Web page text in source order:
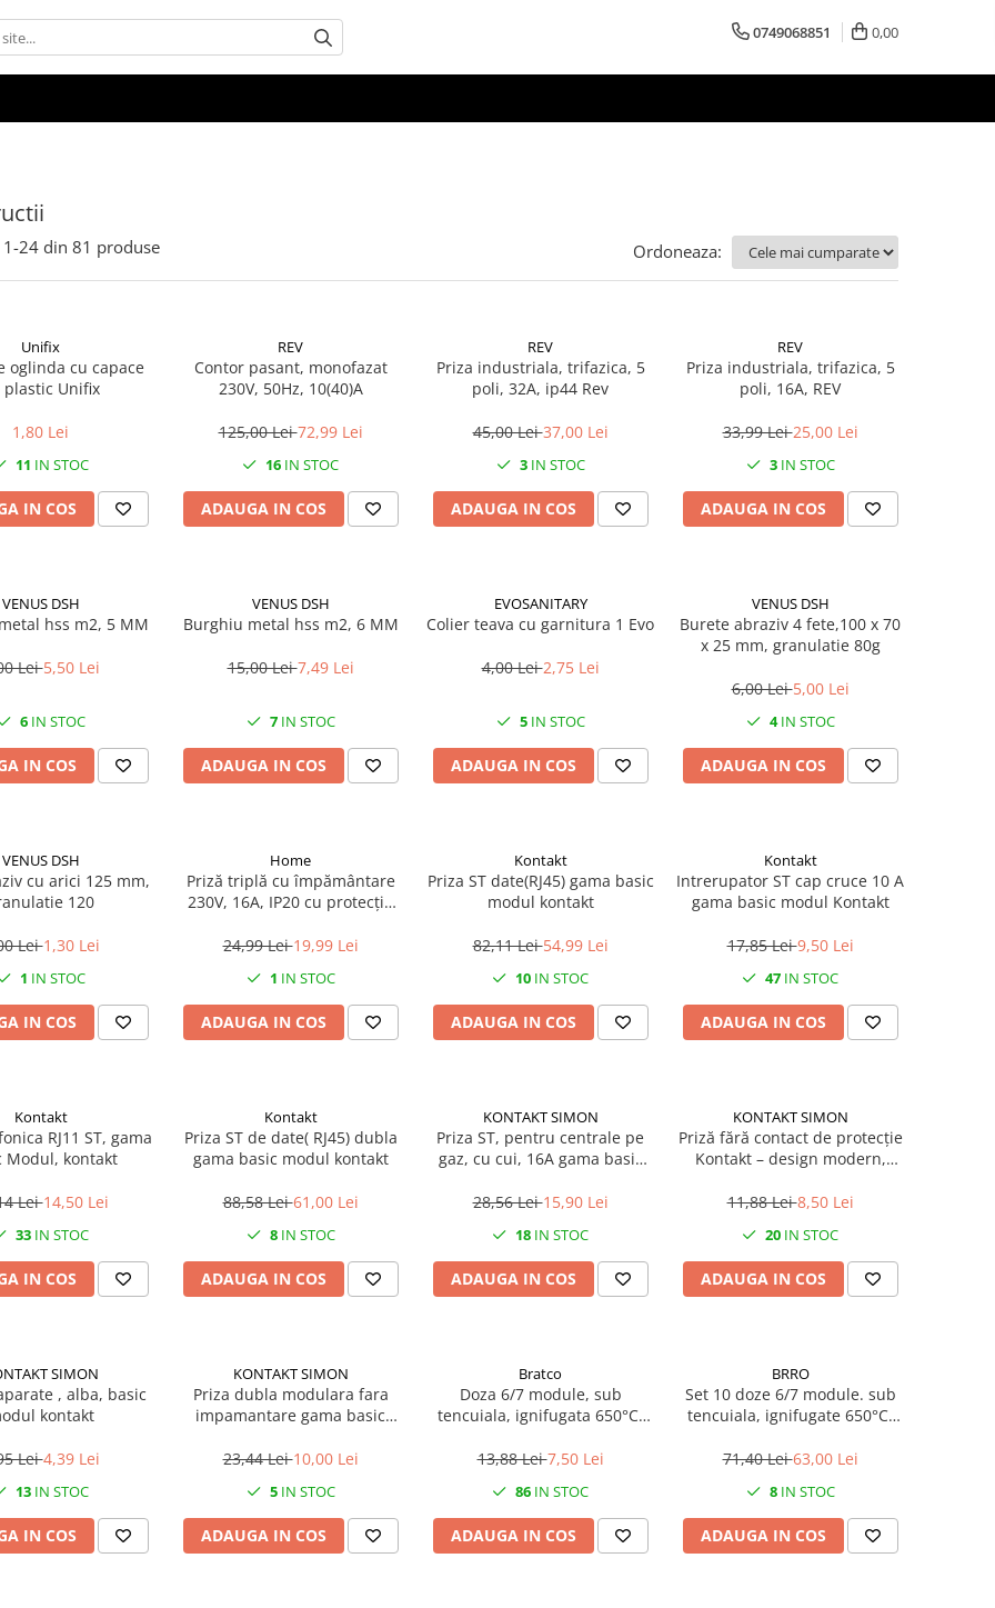
0749068851 0,00
1-24 din 81 produse Ordoneaza:
Unifix
oglinda cu capace
plastic Unifix
1,80 Lei
11 IN STOC
IN COS
REV
Contor pasant, monofazat
230V, 50Hz, 10(40)A
125,00 Lei72,99 Lei
16 IN STOC
ADAUGA IN COS
REV
Priza industriala, trifazica, 5
poli, 32A, ip44 Rev
45,00 Lei37,00 Lei
3IN STOC
ADAUGA IN COS
REV
Priza industriala, trifazica, 5
poli, 16A, REV
33,99 Lei25,00 Lei
3IN STOC
ADAUGA IN COS
VENUS DSH
hss m2, 5 MM
Lei5,50 Lei
6IN STOC
IN COS
VENUS DSH
Burghiu metal hss m2, 6 MM
15,00 Lei7,49 Lei
7IN STOC
ADAUGA IN COS
EVOSANITARY
Colier teava cu garnitura 1 Evo
4,00 Lei2,75 Lei
5IN STOC
ADAUGA IN COS
VENUS DSH
Burete abraziv 4 fete,100 x 70
x 25 mm, granulatie 80g
6,00 Lei5,00 Lei
4IN STOC
ADAUGA IN COS
VENUS DSH
cu arici 125 mm,
120
Lei1,30 Lei
1 IN STOC
IN COS
Home
Priză triplă cu împământare
230V, 16A, IP20 cu protecție
24,99 Lei19,99 Lei
1 IN STOC
ADAUGA IN COS
Kontakt
Priza ST date(RJ45) gama basic
modul kontakt
82,11 Lei54,99 Lei
10 IN STOC
ADAUGA IN COS
Kontakt
Intrerupator ST cap cruce 10 A
gama basic modul Kontakt
17,85 Lei9,50 Lei
47 IN STOC
ADAUGA IN COS
Kontakt
RJ11 ST, gama
Modul, kontakt
Lei14,50 Lei
33 IN STOC
IN COS
Kontakt
Priza ST de date( RJ45) dubla
gama basic modul kontakt
88,58 Lei61,00 Lei
8IN STOC
ADAUGA IN COS
KONTAKT SIMON
Priza ST, pentru centrale pe
gaz, cu cui, 16A gama basic
28,56 Lei15,90 Lei
18 IN STOC
ADAUGA IN COS
KONTAKT SIMON
Priză fără contact de protecție
Kontakt – design modern,
11,88 Lei8,50 Lei
20 IN STOC
ADAUGA IN COS
SIMON
, alba, basic
kontakt
Lei4,39 Lei
13 IN STOC
IN COS
KONTAKT SIMON
Priza dubla modulara fara
impamantare gama basic
23,44 Lei10,00 Lei
5IN STOC
ADAUGA IN COS
Bratco
Doza 6/7 module, sub
tencuiala, ignifugata 650°C,
13,88 Lei7,50 Lei
86 IN STOC
ADAUGA IN COS
BRRO
Set 10 doze 6/7 module. sub
tencuiala, ignifugate 650°C,
71,40 Lei63,00 Lei
8IN STOC
ADAUGA IN COS